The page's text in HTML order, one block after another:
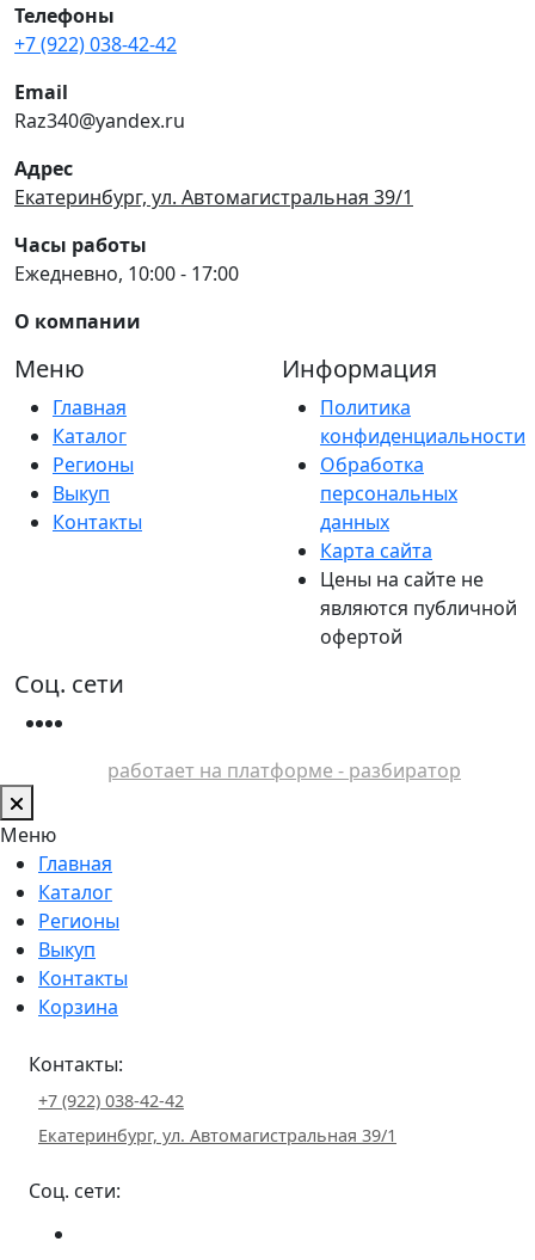
Телефоны
+7 (922) 038-42-42
Email
Raz340@yandex.ru
Адрес
Екатеринбург, ул. Автомагистральная 39/1
Часы работы
Ежедневно, 10:00 - 17:00
О компании
Меню
Главная
Каталог
Регионы
Выкуп
Контакты
Информация
Политика
конфиденциальности
Обработка
персональных
данных
Карта сайта
Цены на сайте не
являются публичной
офертой
Соц. сети
работает на платформе - разбиратор
Меню
Главная
Каталог
Регионы
Выкуп
Контакты
Корзина
Контакты:
+7 (922) 038-42-42
Екатеринбург, ул. Автомагистральная 39/1
Соц. сети: